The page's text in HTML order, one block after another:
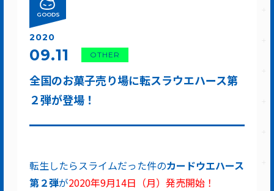
GOODS
全国のお菓子売り場に転スラウエハース第
２弾が登場！
OTHER
2020
09.11
転生したらスライムだった件のカードウエハース
第２弾が2020年9月14日（月）発売開始！